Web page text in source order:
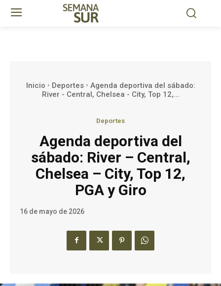
Inicio Deportes
Agenda deportiva del sábado:
River - Central, Chelsea - City, Top 12,...
Deportes
Agenda deportiva del
sábado: River – Central,
Chelsea – City, Top 12,
PGA y Giro
16 de mayo de 2026